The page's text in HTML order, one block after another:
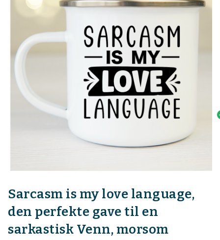
Sarcasm is my love language,
den perfekte gave til en
sarkastisk Venn, morsom